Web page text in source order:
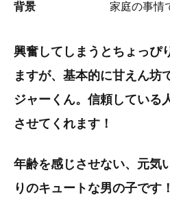
背景 家庭の事情
興奮してしまうとちょっぴ
ますが、基本的に甘えん坊
ジャーくん。信頼している
させてくれます！
年齢を感じさせない、元気
りのキュートな男の子です！